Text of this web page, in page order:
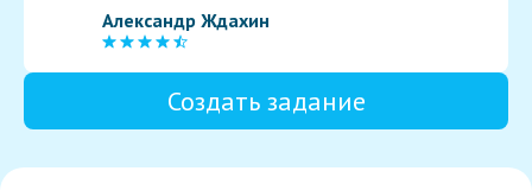
Александр Ждахин
Создать задание